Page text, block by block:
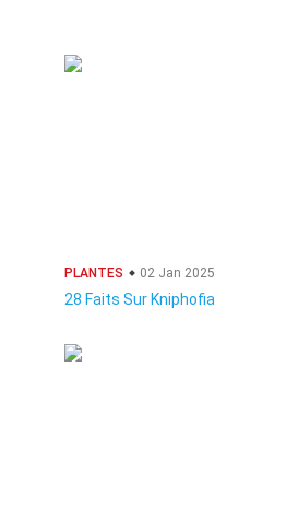
PLANTES 02 Jan 2025
28 Faits Sur Kniphofia